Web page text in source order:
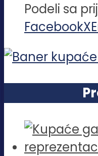
Podeli sa
FacebookX